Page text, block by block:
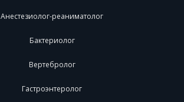
Анестезиолог-реаниматолог
Бактериолог
Вертебролог
Гастроэнтеролог